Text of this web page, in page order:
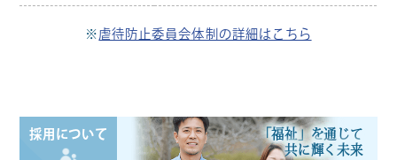
※虐待防止委員会体制の詳細はこちら
採用について
「福祉」を通じて
共に輝く未来